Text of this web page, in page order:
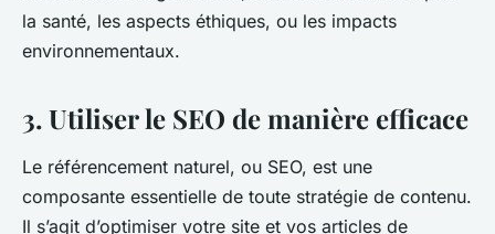
la santé, les aspects éthiques, ou les impacts
environnementaux.
3. Utiliser le SEO de manière efficace
Le référencement naturel, ou SEO, est une
composante essentielle de toute stratégie de contenu.
Il s’agit d’optimiser votre site et vos articles de